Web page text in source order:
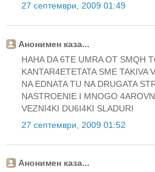
27 септември, 2009 01:49
Анонимен каза...
HAHA DA 6TE UMRA OT SMQH
KANTAR4ETETATA SME TAKIVA
NA EDNATA TU NA DRUGATA
NASTROENIE I MNOGO
VEZNI4KI DU6I4KI SLADURI
27 септември, 2009 01:52
Анонимен каза...